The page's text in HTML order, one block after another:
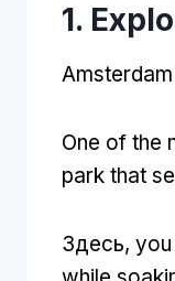
1.
One of the
park that
Здесь,